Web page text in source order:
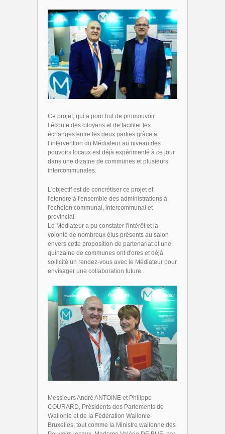
Ce projet, qui a pour but de promouvoir
l’écoute des citoyens et de faciliter les
échanges entre les deux parties grâce à
l’intervention du Médiateur au niveau des
pouvoirs locaux est déjà expérimenté à ce jour
dans une dizaine de communes et plusieurs
intercommunales.
L'objectif est de concrétiser ce projet et
l'étendre à l'ensemble des administrations à
l'échelon communal, intercommunal et
provincial.
Le Médiateur a pu constater l'intérêt et la
volonté de nombreux élus présents au salon
envers cette proposition de partenariat et une
quinzaine de communes ont d'ores et déjà
sollicité un rendez-vous avec le Médiateur pour
envisager une collaboration future.
Messieurs André ANTOINE et Philippe
COURARD, Présidents des Parlements de
Wallonie et de la Fédération Wallonie-
Bruxelles, tout comme la Ministre wallonne des